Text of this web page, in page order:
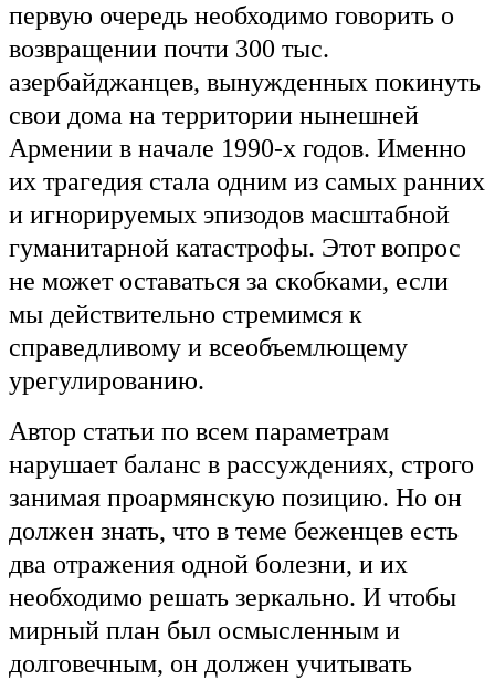
первую очередь необходимо говорить о
возвращении почти 300 тыс.
азербайджанцев, вынужденных покинуть
свои дома на территории нынешней
Армении в начале 1990-х годов. Именно
их трагедия стала одним из самых ранних
и игнорируемых эпизодов масштабной
гуманитарной катастрофы. Этот вопрос
не может оставаться за скобками, если
мы действительно стремимся к
справедливому и всеобъемлющему
урегулированию.
Автор статьи по всем параметрам
нарушает баланс в рассуждениях, строго
занимая проармянскую позицию. Но он
должен знать, что в теме беженцев есть
два отражения одной болезни, и их
необходимо решать зеркально. И чтобы
мирный план был осмысленным и
долговечным, он должен учитывать